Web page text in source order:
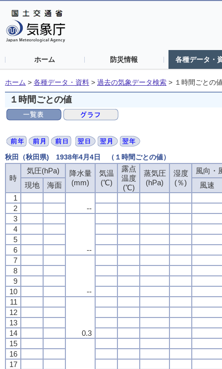
ホーム 防災情報 各種データ・
ホーム > 各種データ・資料 > 過去の気象データ検索 > １時間ごとの
１時間ごとの値
秋田（秋田県) 1938年4月4日 （１時間ごとの値）
時
気圧(hPa)
降水量
(mm)
気温
(℃)
露点
温度
(℃)
蒸気圧
(hPa)
湿度
(％)
風向・
現地
海面
風速
1
--
2
3
--
4
5
6
7
--
8
9
10
11
0.3
12
13
14
15
16
17